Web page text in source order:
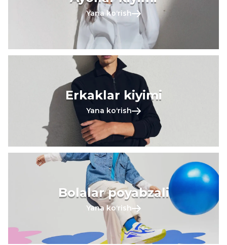
Yana koʻrish
Erkaklar kiyimi
Yana koʻrish
Bolalar poyabzali
Yana koʻrish